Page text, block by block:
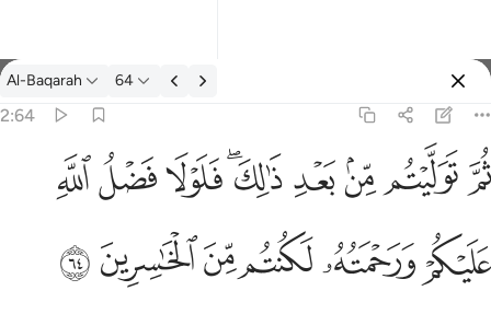
Tafsir: Al-Baqarah 2:64
Al-Baqarah 64
2:64
من بعد ذالك فلولا فضل الله عليكم ورحمته لكنتم من الخاسرين ٦٤
فَضْلُ ٱللَّهِ عَلَيْكُمْ وَرَحْمَتُهُۥ لَكُنتُم مِّنَ ٱلْخَـٰسِرِينَ ٦٤
ﱪﱫﱬﱭﱮﱯﱰﱱﱲ
ﱳﱴﱵﱶﱷﱸ